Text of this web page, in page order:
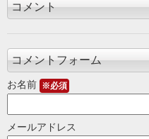
コメント
コメントフォーム
お名前 ※必須
メールアドレス